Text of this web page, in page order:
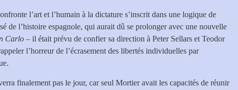
l’art et l’humain à la dictature s’inscrit dans une logique de
de l’histoire espagnole, qui aurait dû se prolonger avec une nouvelle
Carlo – il était prévu de confier sa direction à Peter Sellars et Teodor
l’horreur de l’écrasement des libertés individuelles par
finalement pas le jour, car seul Mortier avait les capacités de réunir